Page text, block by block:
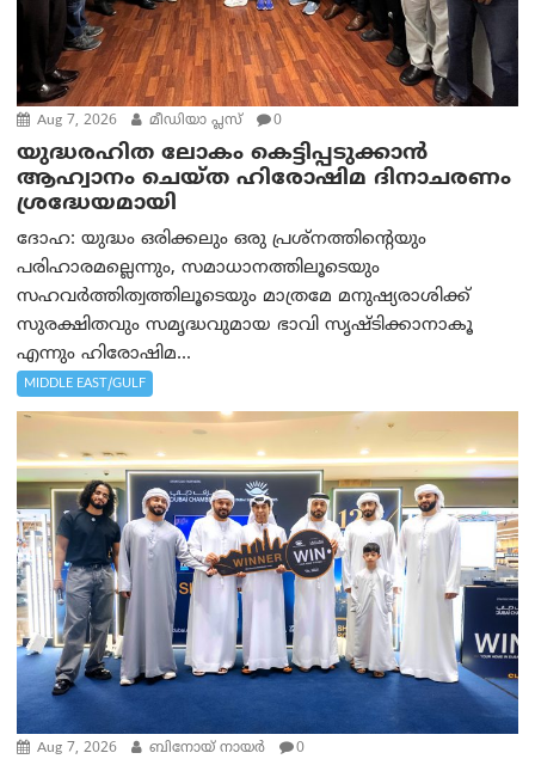
Aug 7, 2026 മീഡിയാ പ്ലസ് 0
യുദ്ധരഹിത ലോകം കെട്ടിപ്പടുക്കാന്‍
ആഹ്വാനം ചെയ്ത ഹിരോഷിമ ദിനാചരണം
ശ്രദ്ധേയമായി
ദോഹ: യുദ്ധം ഒരിക്കലും ഒരു പ്രശ്‌നത്തിന്റെയും
പരിഹാരമല്ലെന്നും, സമാധാനത്തിലൂടെയും
സഹവര്‍ത്തിത്വത്തിലൂടെയും മാത്രമേ മനുഷ്യരാശിക്ക്
സുരക്ഷിതവും സമൃദ്ധവുമായ ഭാവി സൃഷ്ടിക്കാനാകൂ
എന്നും ഹിരോഷിമ...
MIDDLE EAST/GULF
Aug 7, 2026 ബിനോയ് നായര്‍ 0